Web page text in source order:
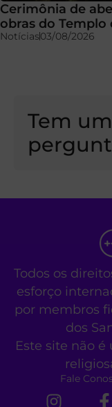
Cerimônia de
obras do Templo
Notícias03/08/2026
Tem
Todos os
esforço
por membros
dos
Este site não
Fale